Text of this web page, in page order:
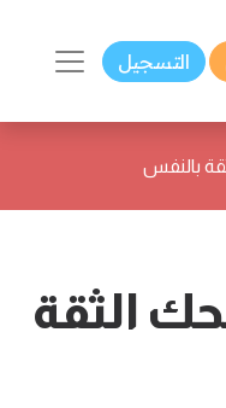
التسجيل
بالنفس
الثقة